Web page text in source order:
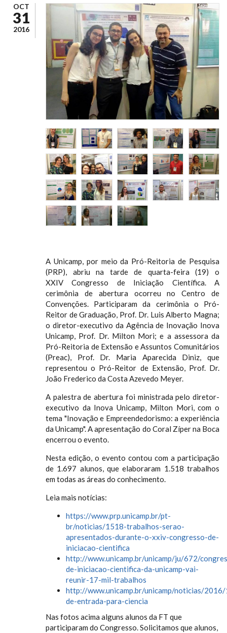
OCT
31
2016
A Unicamp, por meio da Pró-Reitoria de Pesquisa
(PRP), abriu na tarde de quarta-feira (19) o
XXIV Congresso de Iniciação Científica. A
cerimônia de abertura ocorreu no Centro de
Convenções. Participaram da cerimônia o Pró-
Reitor de Graduação, Prof. Dr. Luis Alberto Magna;
o diretor-executivo da Agência de Inovação Inova
Unicamp, Prof. Dr. Milton Mori; e a assessora da
Pró-Reitoria de Extensão e Assuntos Comunitários
(Preac), Prof. Dr. Maria Aparecida Diniz, que
representou o Pró-Reitor de Extensão, Prof. Dr.
João Frederico da Costa Azevedo Meyer.
A palestra de abertura foi ministrada pelo diretor-
executivo da Inova Unicamp, Milton Mori, com o
tema "Inovação e Empreendedorismo: a experiência
da Unicamp". A apresentação do Coral Zíper na Boca
encerrou o evento.
Nesta edição, o evento contou com a participação
de 1.697 alunos, que elaboraram 1.518 trabalhos
em todas as áreas do conhecimento.
Leia mais notícias:
https://www.prp.unicamp.br/pt-
br/noticias/1518-trabalhos-serao-
apresentados-durante-o-xxiv-congresso-de-
iniciacao-cientifica
http://www.unicamp.br/unicamp/ju/672/
de-iniciacao-cientifica-da-unicamp-vai-
reunir-17-mil-trabalhos
http://www.unicamp.br/unicamp/noticias/
de-entrada-para-ciencia
Nas fotos acima alguns alunos da FT que
participaram do Congresso. Solicitamos que alunos,